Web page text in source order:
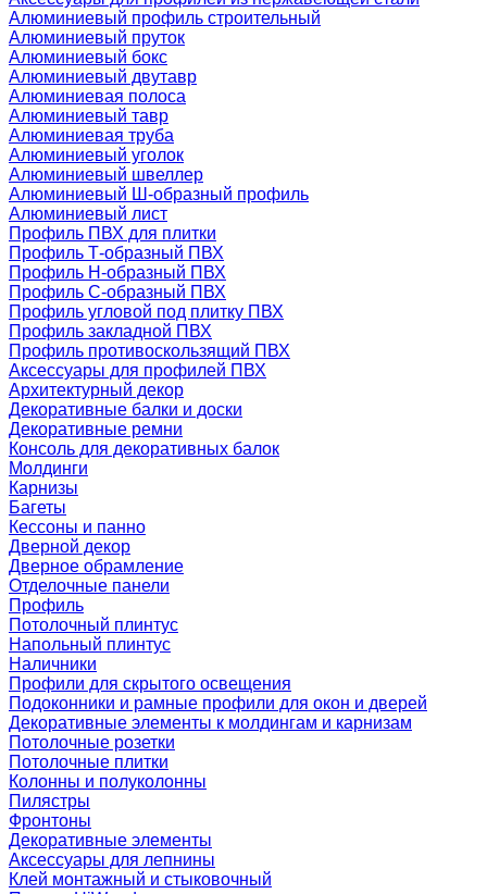
Алюминиевый профиль строительный
Алюминиевый пруток
Алюминиевый бокс
Алюминиевый двутавр
Алюминиевая полоса
Алюминиевый тавр
Алюминиевая труба
Алюминиевый уголок
Алюминиевый швеллер
Алюминиевый Ш-образный профиль
Алюминиевый лист
Профиль ПВХ для плитки
Профиль Т-образный ПВХ
Профиль H-образный ПВХ
Профиль C-образный ПВХ
Профиль угловой под плитку ПВХ
Профиль закладной ПВХ
Профиль противоскользящий ПВХ
Аксессуары для профилей ПВХ
Архитектурный декор
Декоративные балки и доски
Декоративные ремни
Консоль для декоративных балок
Молдинги
Карнизы
Багеты
Кессоны и панно
Дверной декор
Дверное обрамление
Отделочные панели
Профиль
Потолочный плинтус
Напольный плинтус
Наличники
Профили для скрытого освещения
Подоконники и рамные профили для окон и дверей
Декоративные элементы к молдингам и карнизам
Потолочные розетки
Потолочные плитки
Колонны и полуколонны
Пилястры
Фронтоны
Декоративные элементы
Аксессуары для лепнины
Клей монтажный и стыковочный